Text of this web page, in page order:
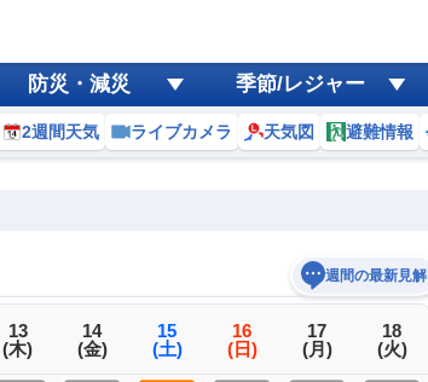
防災・減災 季節/レジャー
2週間天気 ライブカメラ 天気図 避難情報
週間の最新見解
13
(木)
14
(金)
15
(土)
16
(日)
17
(月)
18
(火)